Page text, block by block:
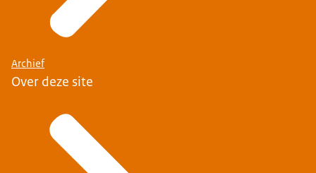
Archief
Over deze site